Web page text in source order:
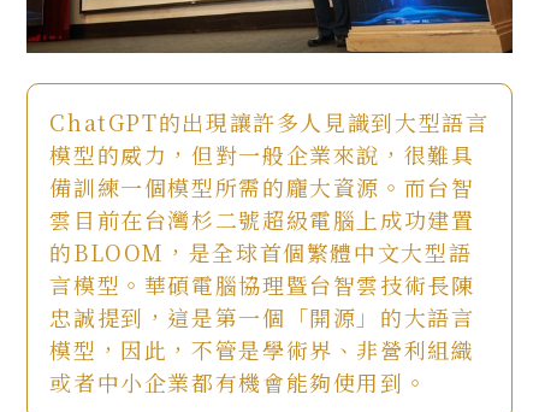
ChatGPT的出現讓許多人見識到大型語言
模型的威力，但對一般企業來說，很難具
備訓練一個模型所需的龐大資源。而台智
雲目前在台灣杉二號超級電腦上成功建置
的BLOOM，是全球首個繁體中文大型語
言模型。華碩電腦協理暨台智雲技術長陳
忠誠提到，這是第一個「開源」的大語言
模型，因此，不管是學術界、非營利組織
或者中小企業都有機會能夠使用到。